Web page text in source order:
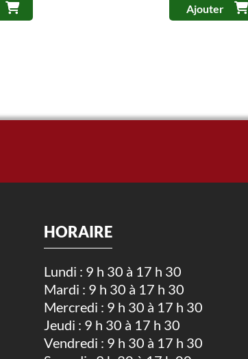
Ajouter
HORAIRE
Lundi : 9 h 30 à 17 h 30
Mardi : 9 h 30 à 17 h 30
Mercredi : 9 h 30 à 17 h 30
Jeudi : 9 h 30 à 17 h 30
Vendredi : 9 h 30 à 17 h 30